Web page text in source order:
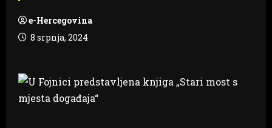
e-Hercegovina
8 srpnja, 2024